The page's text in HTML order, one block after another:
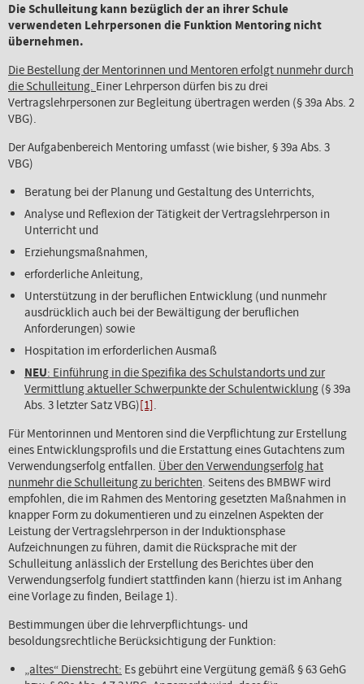
Die Schulleitung kann bezüglich der an ihrer Schule
verwendeten Lehrpersonen die Funktion Mentoring nicht
übernehmen.
Die Bestellung der Mentorinnen und Mentoren erfolgt nunmehr durch
die Schulleitung. Einer Lehrperson dürfen bis zu drei
Vertragslehrpersonen zur Begleitung übertragen werden (§ 39a Abs. 2
VBG).
Der Aufgabenbereich Mentoring umfasst (wie bisher, § 39a Abs. 3
VBG)
Beratung bei der Planung und Gestaltung des Unterrichts,
Analyse und Reflexion der Tätigkeit der Vertragslehrperson in
Unterricht und
Erziehungsmaßnahmen,
erforderliche Anleitung,
Unterstützung in der beruflichen Entwicklung (und nunmehr
ausdrücklich auch bei der Bewältigung der beruflichen
Anforderungen) sowie
Hospitation im erforderlichen Ausmaß
NEU: Einführung in die Spezifika des Schulstandorts und zur
Vermittlung aktueller Schwerpunkte der Schulentwicklung (§ 39a
Abs. 3 letzter Satz VBG)[1].
Für Mentorinnen und Mentoren sind die Verpflichtung zur Erstellung
eines Entwicklungsprofils und die Erstattung eines Gutachtens zum
Verwendungserfolg entfallen. Über den Verwendungserfolg hat
nunmehr die Schulleitung zu berichten. Seitens des BMBWF wird
empfohlen, die im Rahmen des Mentoring gesetzten Maßnahmen in
knapper Form zu dokumentieren und zu einzelnen Aspekten der
Leistung der Vertragslehrperson in der Induktionsphase
Aufzeichnungen zu führen, damit die Rücksprache mit der
Schulleitung anlässlich der Erstellung des Berichtes über den
Verwendungserfolg fundiert stattfinden kann (hierzu ist im Anhang
eine Vorlage zu finden, Beilage 1).
Bestimmungen über die lehrverpflichtungs- und
besoldungsrechtliche Berücksichtigung der Funktion:
„altes“ Dienstrecht: Es gebührt eine Vergütung gemäß § 63 GehG